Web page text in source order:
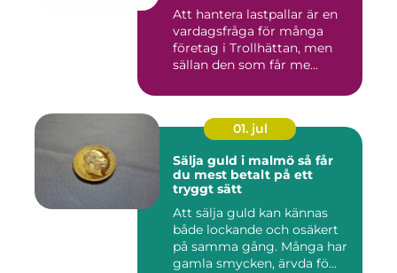
Att hantera lastpallar är en
vardagsfråga för många
företag i Trollhättan, men
sällan den som får me...
01. jul
Sälja guld i malmö så får
du mest betalt på ett
tryggt sätt
Att sälja guld kan kännas
både lockande och osäkert
på samma gång. Många har
gamla smycken, ärvda fö...